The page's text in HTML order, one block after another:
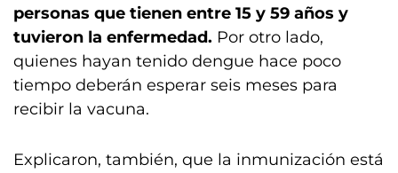
personas que tienen entre 15 y 59 años y
tuvieron la enfermedad. Por otro lado,
quienes hayan tenido dengue hace poco
tiempo deberán esperar seis meses para
recibir la vacuna.
Explicaron, también, que la inmunización está